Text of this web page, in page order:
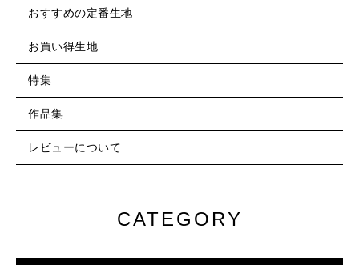
おすすめの定番生地
お買い得生地
特集
作品集
レビューについて
CATEGORY